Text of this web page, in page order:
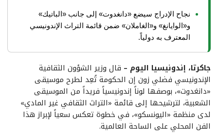
نجاح الإدراج سيضع «دانغدوت» إلى جانب «الباتيك»
و«الوايانغ» و«الغاملان» ضمن قائمة التراث الإندونيسي
المعترف به دولياً.
جاكرتا، إندونيسيا اليوم – قال وزير الشؤون الثقافية
الإندونيسي فضلي زون إن الحكومة تُعِد لطرح موسيقى
«دانغدوت»، بوصفها لوناً إندونيسياً فريداً من الموسيقى
الشعبية، لترشيحها إلى قائمة «التراث الثقافي غير المادي»
لدى منظمة «اليونسكو»، في خطوة تعكس سعياً لإبراز هذا
الفن المحلي على الساحة العالمية.